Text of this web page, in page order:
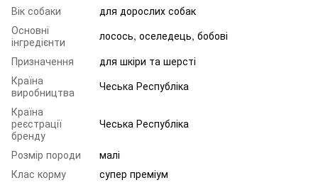
Вік собаки
для дорослих собак
Основні
інгредієнти
лосось, оселедець, бобові
Призначення
для шкіри та шерсті
Країна
виробництва
Чеська Республіка
Країна
реєстрації
бренду
Чеська Республіка
Розмір породи
малі
Клас корму
супер преміум